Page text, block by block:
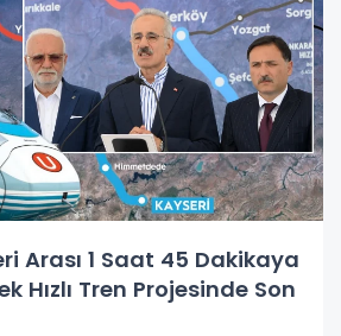
Arası 1 Saat 45 Dakikaya
Hızlı Tren Projesinde Son